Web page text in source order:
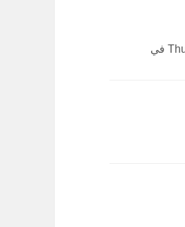
تمتع $9 خصم على ThunderHead Creations THC X Mike Vapes The Blaze RTA في